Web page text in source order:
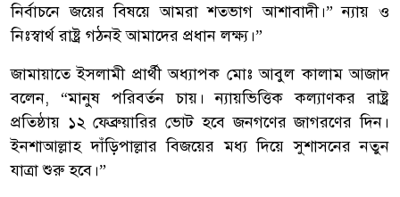
নির্বাচনে জয়ের বিষয়ে আমরা শতভাগ আশাবাদী।” ন্যায় ও
নিঃস্বার্থ রাষ্ট্র গঠনই আমাদের প্রধান লক্ষ্য।”
জামায়াতে ইসলামী প্রার্থী অধ্যাপক মোঃ আবুল কালাম আজাদ
বলেন, “মানুষ পরিবর্তন চায়। ন্যায়ভিত্তিক কল্যাণকর রাষ্ট্র
প্রতিষ্ঠায় ১২ ফেব্রুয়ারির ভোট হবে জনগণের জাগরণের দিন।
ইনশাআল্লাহ দাঁড়িপাল্লার বিজয়ের মধ্য দিয়ে সুশাসনের নতুন
যাত্রা শুরু হবে।”